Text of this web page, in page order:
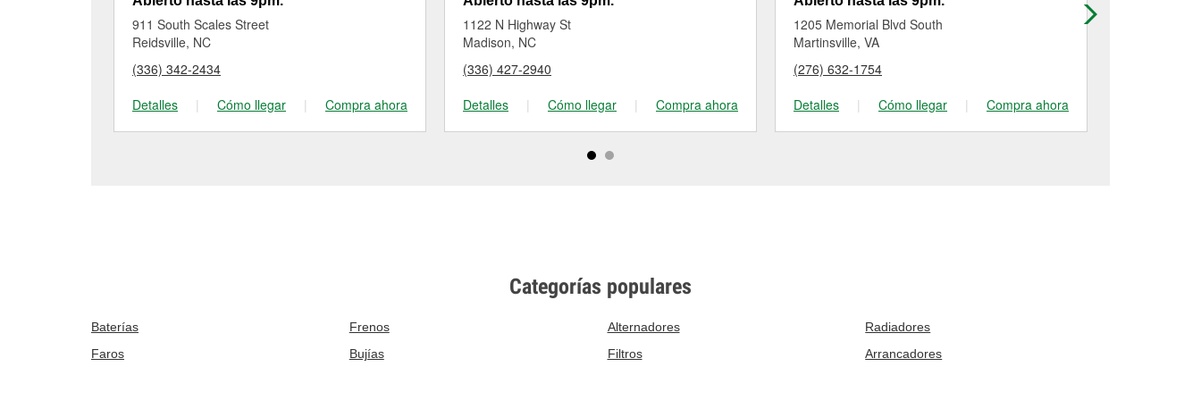
911 South Scales Street
Reidsville, NC
(336) 342-2434
Detalles
| Cómo llegar | Compra ahora
1122 N Highway St
Madison, NC
(336) 427-2940
Detalles
| Cómo llegar | Compra ahora
1205 Memorial Blvd South
Martinsville, VA
(276) 632-1754
Detalles
| Cómo llegar | Compra ahora
Categorías populares
Baterías Frenos Alternadores
Radiadores
Faros
Bujías Filtros Arrancadores